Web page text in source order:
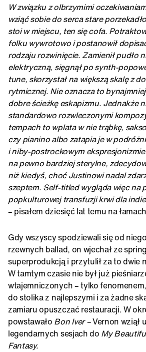
W związku z olbrzymimi
wziąć sobie do serca stare
stoi w miejscu, ten się cofa.
folku wywrotowo i postanowił
rodzaju rozwinięcie. Zamienił pudło
elektryczną, sięgnął po synth-
tune, skorzystał na większą skalę z
rytmicznej. Nie oznacza to
dobre ścieżkę eskapizmu. Jednakże
standardowo rozwleczonymi
tempach to wplata w nie trąbkę,
czy pianino albo zatapia je w
i niby-postrockowym
na pewno bardziej sterylne,
niż kiedyś, choć Justinowi nadal
szeptem. Self-titled wygląda więc na
popkulturowej transfuzji krwi dla
– pisałem dziesięć lat temu na
Gdy wszyscy spodziewali się od
rzewnych ballad, on wjechał ze
superprodukcją i przytulił za to dwie
W tamtym czasie nie był już
wtajemniczonych – tylko
do stolika z najlepszymi i za żadne
zamiaru opuszczać restauracji. W
powstawało Bon Iver –Vernon wziął
legendarnych sesjach do My
Fantasy.